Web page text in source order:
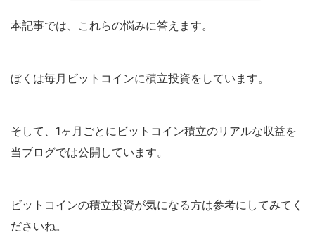
本記事では、これらの悩みに答えます。
ぼくは毎月ビットコインに積立投資をしています。
そして、1ヶ月ごとにビットコイン積立のリアルな収益を
当ブログでは公開しています。
ビットコインの積立投資が気になる方は参考にしてみてく
ださいね。